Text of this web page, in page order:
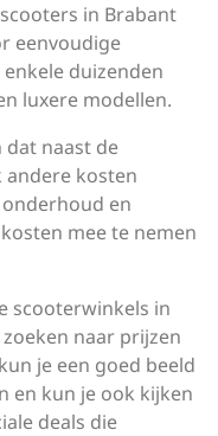
in Brabant
eenvoudige
duizenden
luxere modellen.
dat naast de
andere kosten
en
mee te nemen
scooterwinkels in
naar prijzen
je een goed beeld
en kun je ook kijken
deals die